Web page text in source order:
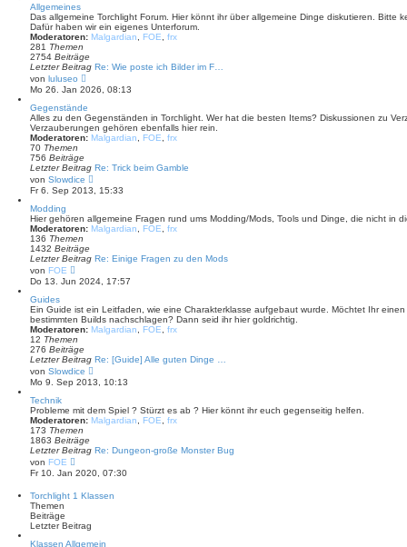
e
i
t
r
a
g
Allgemeines
Das allgemeine Torchlight Forum. Hier könnt ihr über allgemeine Dinge diskutieren. Bitte
Dafür haben wir ein eigenes Unterforum.
Moderatoren: Malgardian FOE
frx
281 Themen
2754 Beiträge
Letzter Beitrag Re: Wie poste ich Bilder im F…
von luluseo
e
u
e
s
t
e
e
i
t
r
g
Mo 26. Jan 2026, 08:13
Gegenstände
Alles zu den Gegenständen in Torchlight. Wer hat die besten Items? Diskussionen zu
Verzauberungen gehören ebenfalls hier rein.
Moderatoren: Malgardian FOE
frx
70 Themen
756 Beiträge
Letzter Beitrag Re: Trick beim Gamble
von Slowdice
u
s
t
B
i
t
a
g
Fr 6. Sep 2013, 15:33
Modding
Hier gehören allgemeine Fragen rund ums Modding/Mods, Tools und Dinge, die nicht in
Moderatoren: Malgardian FOE
frx
136 Themen
1432 Beiträge
Letzter Beitrag Re: Einige Fragen zu den Mods
von FOE
e
u
s
t
e
r
B
e
i
t
r
g
Do 13. Jun 2024, 17:57
Guides
Ein Guide ist ein Leitfaden, wie eine Charakterklasse aufgebaut wurde. Möchtet Ihr
bestimmten Builds nachschlagen? Dann seid ihr hier goldrichtig.
Moderatoren: Malgardian FOE
frx
12 Themen
276 Beiträge
Letzter Beitrag Re: [Guide] Alle guten Dinge …
von Slowdice
e
u
s
t
B
i
t
a
Mo 9. Sep 2013, 10:13
Technik
Probleme mit dem Spiel ? Stürzt es ab ? Hier könnt ihr euch gegenseitig helfen.
Moderatoren: Malgardian FOE
frx
173 Themen
1863 Beiträge
Letzter Beitrag Re: Dungeon-große Monster Bug
von FOE
e
u
s
r
B
Fr 10. Jan 2020, 07:30
Torchlight 1 Klassen
Themen
Beiträge
Letzter Beitrag
Klassen Allgemein